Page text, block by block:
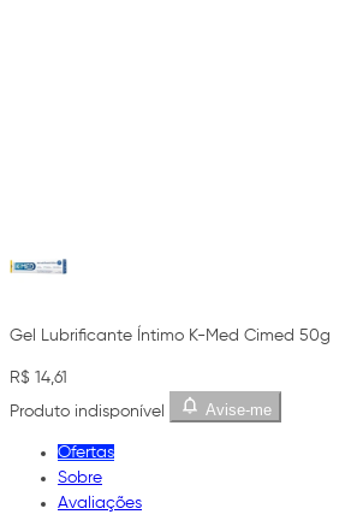
Gel Lubrificante Íntimo K-Med Cimed 50g
R$ 14,61
Produto indisponível
Avise-me
Ofertas
Sobre
Avaliações